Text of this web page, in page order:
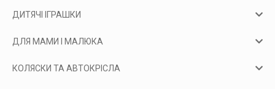
ДИТЯЧІ ІГРАШКИ
ДЛЯ МАМИ І МАЛЮКА
КОЛЯСКИ ТА АВТОКРІСЛА